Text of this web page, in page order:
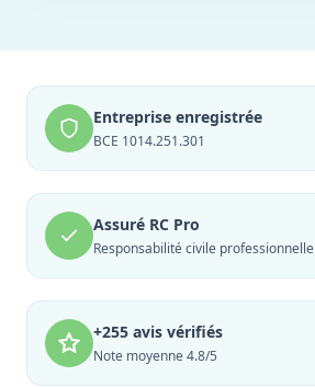
Entreprise enregistrée
BCE 1014.251.301
Assuré RC Pro
Responsabilité civile professionnelle
+255 avis vérifiés
Note moyenne 4.8/5